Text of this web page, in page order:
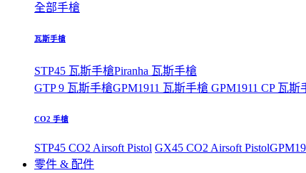
全部手槍
瓦斯手槍
STP45 瓦斯手槍Piranha 瓦斯手槍
GTP 9 瓦斯手槍GPM1911 瓦斯手槍 GPM1911 CP 瓦斯
CO2 手槍
STP45 CO2 Airsoft Pistol GX45 CO2 Airsoft Pistol
零件 & 配件